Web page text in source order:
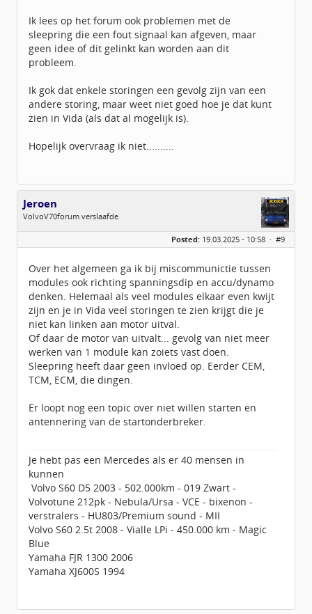
Ik lees op het forum ook problemen met de
sleepring die een fout signaal kan afgeven, maar
geen idee of dit gelinkt kan worden aan dit
probleem.
Ik gok dat enkele storingen een gevolg zijn van een
andere storing, maar weet niet goed hoe je dat kunt
zien in Vida (als dat al mogelijk is).
Hopelijk overvraag ik niet..........
Jeroen
VolvoV70forum verslaafde
Geslacht:
Leeftijd:
40
Geregistreerd:09 / 2009
Posted: 19.03.2025 - 10:58 · #9
Over het algemeen ga ik bij miscommunictie tussen
modules ook richting spanningsdip en accu/dynamo
denken. Helemaal als veel modules elkaar even kwijt
zijn en je in Vida veel storingen te zien krijgt die je
niet kan linken aan motor uitval.
Of daar de motor van uitvalt... gevolg van niet meer
werken van 1 module kan zoiets vast doen.
Sleepring heeft daar geen invloed op. Eerder CEM,
TCM, ECM, die dingen.
Er loopt nog een topic over niet willen starten en
antennering van de startonderbreker.
Je hebt pas een Mercedes als er 40 mensen in
kunnen
Volvo S60 D5 2003 - 502.000km - 019 Zwart -
Volvotune 212pk - Nebula/Ursa - VCE - bixenon -
verstralers - HU803/Premium sound - MII
Volvo S60 2.5t 2008 - Vialle LPi - 450.000 km - Magic
Blue
Yamaha FJR 1300 2006
Yamaha XJ600S 1994